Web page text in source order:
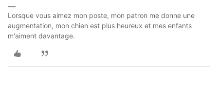
Lorsque vous aimez mon poste, mon patron me donne une
augmentation, mon chien est plus heureux et mes enfants
m'aiment davantage.